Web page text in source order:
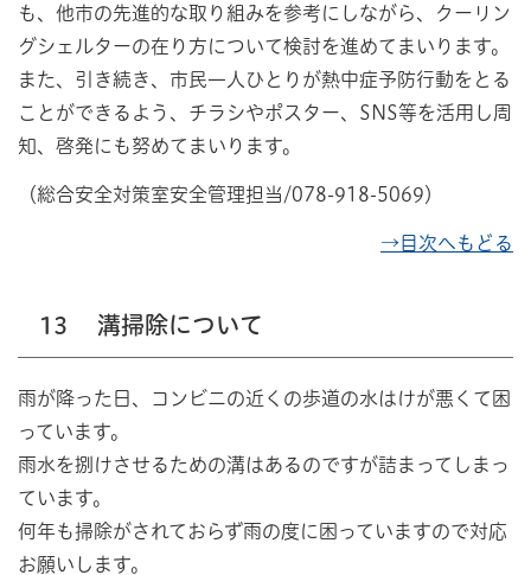
も、他市の先進的な取り組みを参考にしながら、クーリン
グシェルターの在り方について検討を進めてまいります。
また、引き続き、市民一人ひとりが熱中症予防行動をとる
ことができるよう、チラシやポスター、SNS等を活用し周
知、啓発にも努めてまいります。
（総合安全対策室安全管理担当/078-918-5069）
→目次へもどる
13 溝掃除について
雨が降った日、コンビニの近くの歩道の水はけが悪くて困
っています。
雨水を捌けさせるための溝はあるのですが詰まってしまっ
ています。
何年も掃除がされておらず雨の度に困っていますので対応
お願いします。